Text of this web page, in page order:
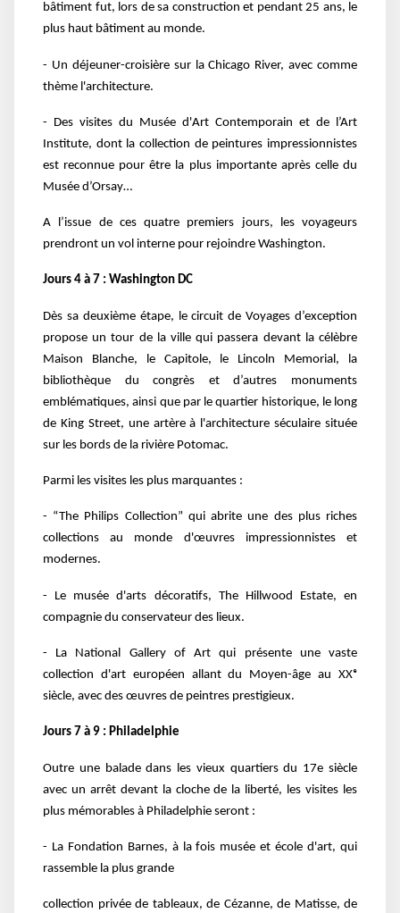
bâtiment fut, lors de sa construction et pendant 25 ans, le
plus haut bâtiment au monde.
- Un déjeuner-croisière sur la Chicago River, avec comme
thème l'architecture.
- Des visites du Musée d'Art Contemporain et de l’Art
Institute, dont la collection de peintures impressionnistes
est reconnue pour être la plus importante après celle du
Musée d’Orsay…
A l’issue de ces quatre premiers jours, les voyageurs
prendront un vol interne pour rejoindre Washington.
Jours 4 à 7 : Washington DC
Dès sa deuxième étape, le circuit de Voyages d’exception
propose un tour de la ville qui passera devant la célèbre
Maison Blanche, le Capitole, le Lincoln Memorial, la
bibliothèque du congrès et d’autres monuments
emblématiques, ainsi que par le quartier historique, le long
de King Street, une artère à l'architecture séculaire située
sur les bords de la rivière Potomac.
Parmi les visites les plus marquantes :
- “The Philips Collection” qui abrite une des plus riches
collections au monde d'œuvres impressionnistes et
modernes.
- Le musée d'arts décoratifs, The Hillwood Estate, en
compagnie du conservateur des lieux.
- La National Gallery of Art qui présente une vaste
collection d'art européen allant du Moyen-âge au XXᵉ
siècle, avec des œuvres de peintres prestigieux.
Jours 7 à 9 : Philadelphie
Outre une balade dans les vieux quartiers du 17e siècle
avec un arrêt devant la cloche de la liberté, les visites les
plus mémorables à Philadelphie seront :
- La Fondation Barnes, à la fois musée et école d'art, qui
rassemble la plus grande
collection privée de tableaux, de Cézanne, de Matisse, de